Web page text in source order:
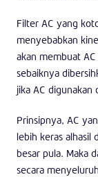
Filter AC yang
menyebabkan
akan membuat
sebaiknya
jika AC
Prinsipnya, AC
lebih keras alhasil
besar pula. Maka
secara